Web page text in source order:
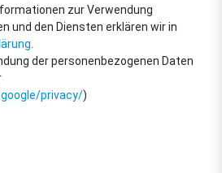
zur Verwendung
und den Diensten erklären wir in
der personenbezogenen Daten
privacy/)